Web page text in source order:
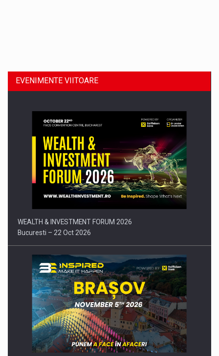
Comunicat de presa: Joburile part-time reincep sa intre pe…
EVENIMENTE VIITOARE
WEALTH & INVESTMENT FORUM 2026
Bucuresti – 22 Oct 2026